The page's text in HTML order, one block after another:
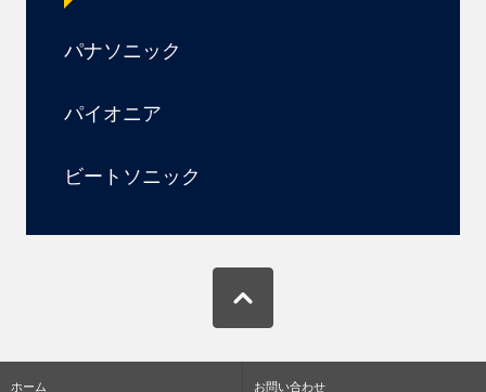
パナソニック
パイオニア
ビートソニック
ホーム お問い合わせ